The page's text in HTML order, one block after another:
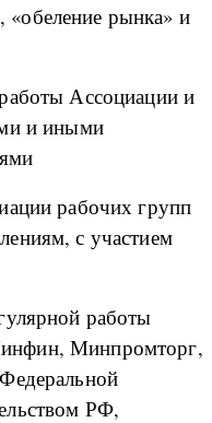
рынка» и
Ассоциации и
и иными
рабочих групп
с участием
работы
Минпромторг,
РФ,